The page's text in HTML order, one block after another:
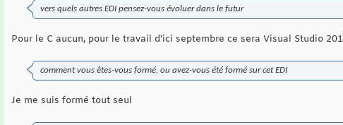
vers quels autres EDI pensez-vous évoluer dans le futur
Pour le C aucun, pour le travail d'ici septembre ce sera Visual Studio
comment vous êtes-vous formé, ou avez-vous été formé sur cet EDI
Je me suis formé tout seul